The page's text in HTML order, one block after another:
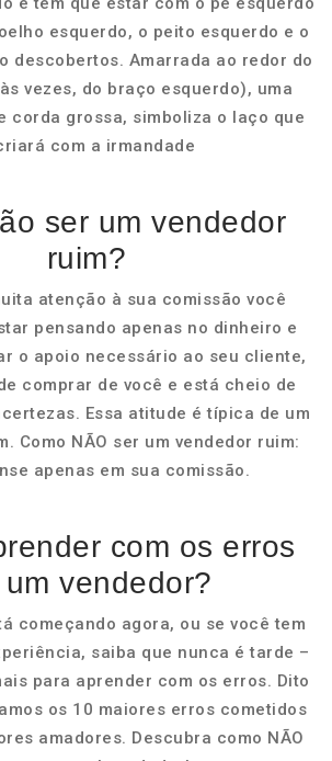
esquerdo, o peito esquerdo e o
descobertos. Amarrada ao redor do
vezes, do braço esquerdo), uma
corda grossa, simboliza o laço que
com a irmandade
ser um vendedor
ruim?
atenção à sua comissão você
pensando apenas no dinheiro e
o apoio necessário ao seu cliente,
comprar de você e está cheio de
Essa atitude é típica de um
Como NÃO ser um vendedor ruim:
apenas em sua comissão.
com os erros
vendedor?
começando agora, ou se você tem
saiba que nunca é tarde –
para aprender com os erros. Dito
os 10 maiores erros cometidos
amadores. Descubra como NÃO